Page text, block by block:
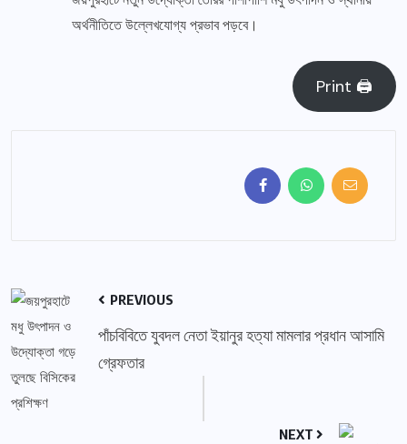
অর্থনীতিতে উল্লেখযোগ্য প্রভাব পড়বে।
Print 🖨
PREVIOUS
পাঁচবিবিতে যুবদল নেতা ইয়ানুর হত্যা মামলার প্রধান আসামি
গ্রেফতার
NEXT